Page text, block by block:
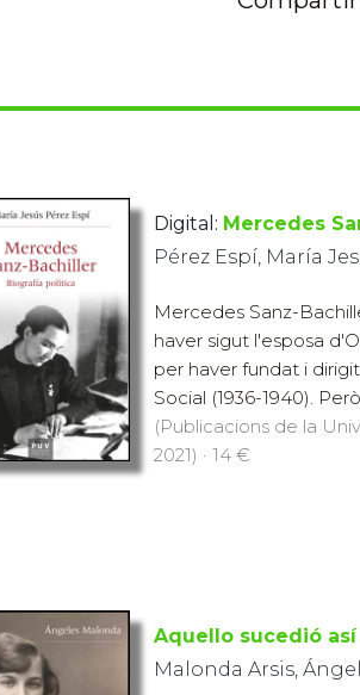
Digital: Mercedes
Pérez Espí, María
Mercedes Sanz-
haver sigut l'esposa
per haver fundat i
Social (1936-1940).
(Publicacions de la
2021) · 14 €
Aquello sucedió así
Malonda Arsis,